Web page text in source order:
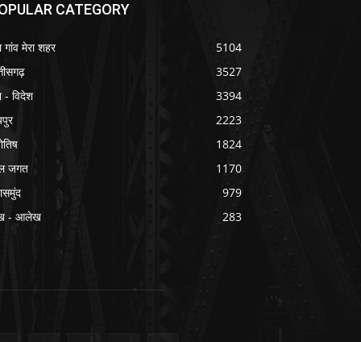
CATEGORY
गांव मेरा शहर
5104
3527
- विदेश
3394
2223
1824
जगत
1170
979
- आलेख
283